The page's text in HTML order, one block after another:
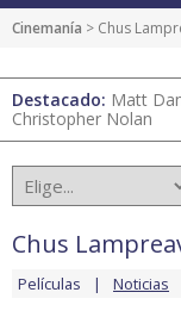
Cinemanía > Chus
Destacado: Matt
Christopher Nolan
Chus
Películas Noticias